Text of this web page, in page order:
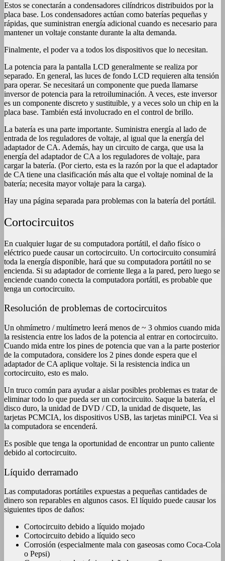
Estos se conectarán a condensadores cilíndricos distribuidos por la
placa base. Los condensadores actúan como baterías pequeñas y
rápidas, que suministran energía adicional cuando es necesario para
mantener un voltaje constante durante la alta demanda.
Finalmente, el poder va a todos los dispositivos que lo necesitan.
La potencia para la pantalla LCD generalmente se realiza por
separado. En general, las luces de fondo LCD requieren alta tensión
para operar. Se necesitará un componente que pueda llamarse
inversor de potencia para la retroiluminación. A veces, este inversor
es un componente discreto y sustituible, y a veces solo un chip en la
placa base. También está involucrado en el control de brillo.
La batería es una parte importante. Suministra energía al lado de
entrada de los reguladores de voltaje, al igual que la energía del
adaptador de CA. Además, hay un circuito de carga, que usa la
energía del adaptador de CA a los reguladores de voltaje, para
cargar la batería. (Por cierto, esta es la razón por la que el adaptador
de CA tiene una clasificación más alta que el voltaje nominal de la
batería; necesita mayor voltaje para la carga).
Hay una página separada para problemas con la batería del portátil.
Cortocircuitos
En cualquier lugar de su computadora portátil, el daño físico o
eléctrico puede causar un cortocircuito. Un cortocircuito consumirá
toda la energía disponible, hará que su computadora portátil no se
encienda. Si su adaptador de corriente llega a la pared, pero luego se
enciende cuando conecta la computadora portátil, es probable que
tenga un cortocircuito.
Resolución de problemas de cortocircuitos
Un ohmímetro / multímetro leerá menos de ~ 3 ohmios cuando mida
la resistencia entre los lados de la potencia al entrar en cortocircuito.
Cuando mida entre los pines de potencia que van a la parte posterior
de la computadora, considere los 2 pines donde espera que el
adaptador de CA aplique voltaje. Si la resistencia indica un
cortocircuito, esto es malo.
Un truco común para ayudar a aislar posibles problemas es tratar de
eliminar todo lo que pueda ser un cortocircuito. Saque la batería, el
disco duro, la unidad de DVD / CD, la unidad de disquete, las
tarjetas PCMCIA, los dispositivos USB, las tarjetas miniPCI. Vea si
la computadora se encenderá.
Es posible que tenga la oportunidad de encontrar un punto caliente
debido al cortocircuito.
Líquido derramado
Las computadoras portátiles expuestas a pequeñas cantidades de
dinero son reparables en algunos casos. El líquido puede causar los
siguientes tipos de daños:
Cortocircuito debido a líquido mojado
Cortocircuito debido a líquido seco
Corrosión (especialmente mala con gaseosas como Coca-Cola
o Pepsi)